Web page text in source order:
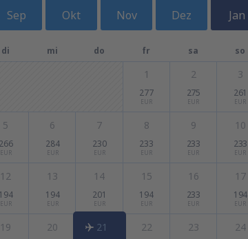
Sep Okt Nov Dez Jan
di mi do fr sa so
1
277
EUR
2
275
EUR
3
261
EUR
5
266
EUR
6
284
EUR
7
230
EUR
8
233
EUR
9
233
EUR
10
233
EUR
12
194
EUR
13
194
EUR
14
201
EUR
15
194
EUR
16
233
EUR
17
194
EUR
19 20 21 22 23 24